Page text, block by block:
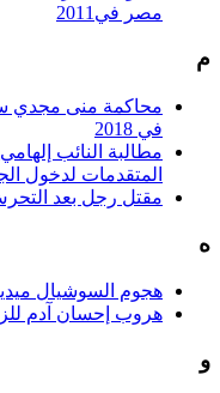
مصر في2011
م
محاكمة منى مجدي
في 2018
مطالبة النائب
المتقدمات لدخول
مقتل رجل بعد
ه
هجوم السوشيال
هروب إحسان آدم
و